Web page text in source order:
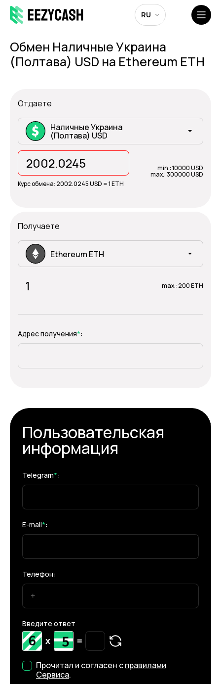
RU
Обмен Наличные Украина
(Полтава) USD на Ethereum ETH
Отдаете
Наличные Украина
(Полтава) USD
Курс обмена: 2002.0245 USD = 1 ETH
min.: 10000 USD
max.: 300000 USD
Получаете
Ethereum ETH
max.: 200 ETH
Адрес получения*:
Пользовательская
информация
Telegram*:
E-mail*:
Телефон:
Введите ответ
x =
Прочитал и согласен справилами
Сервиса.